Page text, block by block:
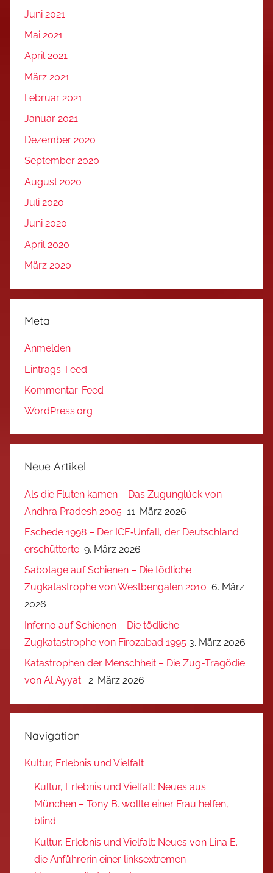
Juni 2021
Mai 2021
April 2021
März 2021
Februar 2021
Januar 2021
Dezember 2020
September 2020
August 2020
Juli 2020
Juni 2020
April 2020
März 2020
Meta
Anmelden
Eintrags-Feed
Kommentar-Feed
WordPress.org
Neue Artikel
Als die Fluten kamen – Das Zugunglück von
Andhra Pradesh 2005 11. März 2026
Eschede 1998 – Der ICE‑Unfall, der Deutschland
erschütterte 9. März 2026
Sabotage auf Schienen – Die tödliche
Zugkatastrophe von Westbengalen 2010 6. März
2026
Inferno auf Schienen – Die tödliche
Zugkatastrophe von Firozabad 1995 3. März 2026
Katastrophen der Menschheit – Die Zug-Tragödie
von Al Ayyat
2. März 2026
Navigation
Kultur, Erlebnis und Vielfalt
Kultur, Erlebnis und Vielfalt: Neues aus
München – Tony B. wollte einer Frau helfen,
blind
Kultur, Erlebnis und Vielfalt: Neues von Lina E. –
die Anführerin einer linksextremen